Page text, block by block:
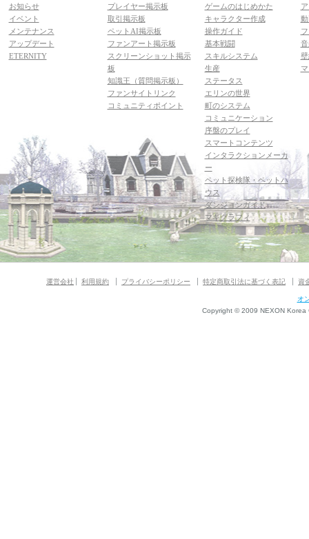
お知らせ
イベント
メンテナンス
アップデート
ETERNITY
プレイヤー掲示板
取引掲示板
ペットAI掲示板
ファンアート掲示板
スクリーンショット掲示
板
知識王（質問掲示板）
ファンサイトリンク
コミュニティポイント
ゲームのはじめかた
キャラクター作成
操作ガイド
基本戦闘
スキルシステム
生産
ステータス
エリンの世界
町のシステム
コミュニケーション
序盤のプレイ
スマートコンテンツ
インタラクションメーカ
ー
ペット探検隊・ペットハ
ウス
ダンジョンガイド
マギグラフィ
運営会社 利用規約 プライバシーポリシー 特定商取引法に基づく表記 資
オ
Copyright © 2009 NEXON Korea